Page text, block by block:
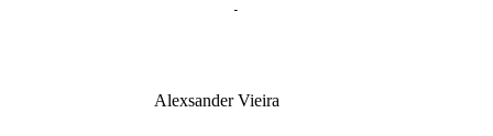
Alexsander Vieira